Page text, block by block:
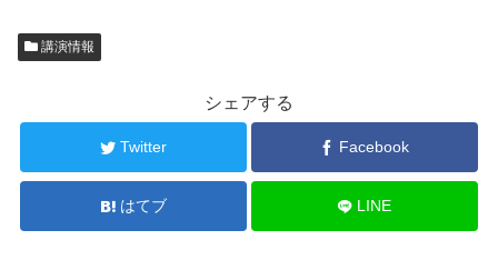
講演情報
シェアする
Twitter Facebook
はてブ LINE